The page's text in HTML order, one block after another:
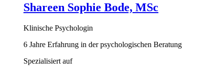
Shareen Sophie Bode, MSc
Klinische Psychologin
6 Jahre Erfahrung in der psychologischen Beratung
Spezialisiert auf